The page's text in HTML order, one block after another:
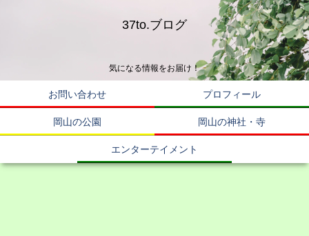
37to.ブログ
気になる情報をお届け！
お問い合わせ プロフィール
岡山の公園 岡山の神社・寺
エンターテイメント